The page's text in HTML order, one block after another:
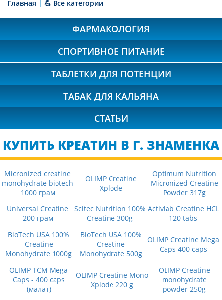
Главная | 💪 Все категории
ФАРМАКОЛОГИЯ
СПОРТИВНОЕ ПИТАНИЕ
ТАБЛЕТКИ ДЛЯ ПОТЕНЦИИ
ТАБАК ДЛЯ КАЛЬЯНА
СТАТЬИ
КУПИТЬ КРЕАТИН В Г. ЗНАМЕНКА
Micronized creatine
monohydrate biotech
1000 грам
OLIMP Creatine
Xplode
Optimum Nutrition
Micronized Creatine
Powder 317g
Universal Creatine
200 грам
Scitec Nutrition 100%
Creatine 300g
Activlab Creatine HCL
120 tabs
BioTech USA 100%
Creatine
Monohydrate 1000g
BioTech USA 100%
Creatine
Monohydrate 500g
OLIMP Creatine Mega
Caps 400 caps
OLIMP TCM Mega
Caps - 400 caps
(малат)
OLIMP Creatine Mono
Xplode 220 g
OLIMP Сreatine
monohydrate
powder 250g